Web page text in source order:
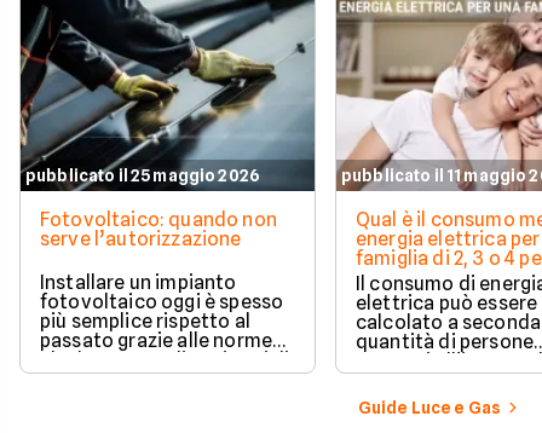
pubblicato il 25 maggio 2026
Fotovoltaico: quando non
serve l’autorizzazione
Installare un impianto
fotovoltaico oggi è spesso
più semplice rispetto al
passato grazie alle norme
edilizia libera.
pubblicato il 11 maggio
Qual è il consumo
energia elettrica per
famiglia di 2, 3 o 4
Il consumo di
elettrica può essere
calcolato a
quantità di persone
determinato
numerosi i fattori
influenzano questo
Guide Luce e Gas